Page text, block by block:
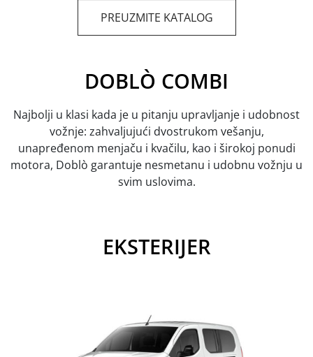
PREUZMITE KATALOG
DOBLÒ COMBI
Najbolji u klasi kada je u pitanju upravljanje i udobnost
vožnje: zahvaljujući dvostrukom vešanju,
unapređenom menjaču i kvačilu, kao i širokoj ponudi
motora, Doblò garantuje nesmetanu i udobnu vožnju u
svim uslovima.
EKSTERIJER